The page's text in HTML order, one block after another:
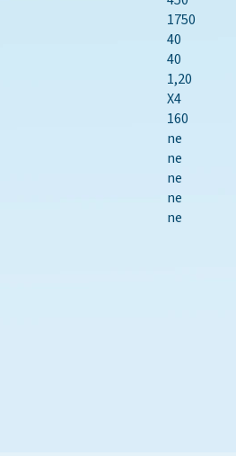
1750
40
40
1,20
X4
160
ne
ne
ne
ne
ne